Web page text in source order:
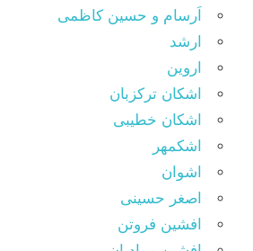
اَرسام و حسین کاظمی
ارشد
اروین
اشکان ترکزبان
اشکان خطیبی
اشکمهر
اشوان
اصغر حسینی
افشین فروتن